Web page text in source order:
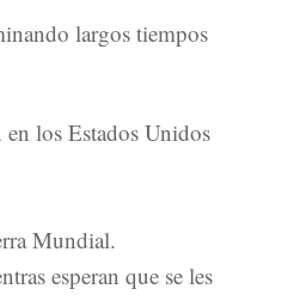
largos tiempos
los Estados Unidos
Mundial.
esperan que se les